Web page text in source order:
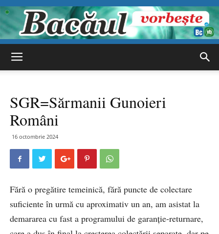
vorbește
SGR=Sărmanii Gunoieri
Români
16 octombrie 2024
Fără o pregătire temeinică, fără puncte de colectare
suficiente în urmă cu aproximativ un an, am asistat la
demararea cu fast a programului de garanție-returnare,